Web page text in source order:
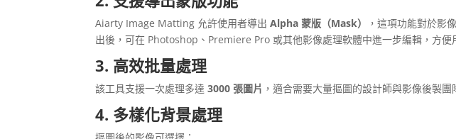
Aiarty Image Matting 允許使用者導出Alpha 蒙版（Mask）
，這項功能對於影
出後，可在 Photoshop、Premiere Pro 或其他影像處理軟體中進一步編輯，方便
3. 高效批量處理
該工具支援一次處理多達3000 張圖片 ，適合需要大量摳圖的設計師與影像後製團
4. 多樣化背景處理